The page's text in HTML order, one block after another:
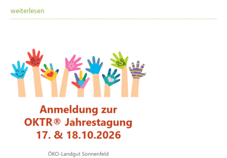
weiterlesen